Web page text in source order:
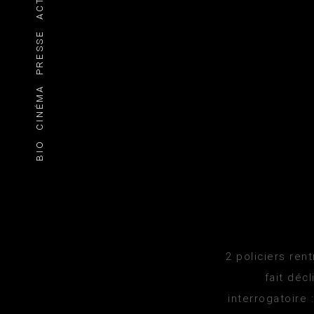
BIO
CINÉMA
PRESSE
2 policiers
fait
interrogatoire